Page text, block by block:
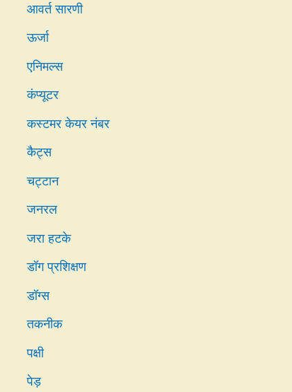
आवर्त सारणी
ऊर्जा
एनिमल्स
कंप्यूटर
कस्टमर केयर नंबर
कैट्स
चट्टान
जनरल
जरा हटके
डॉग प्रशिक्षण
डॉग्स
तकनीक
पक्षी
पेड़